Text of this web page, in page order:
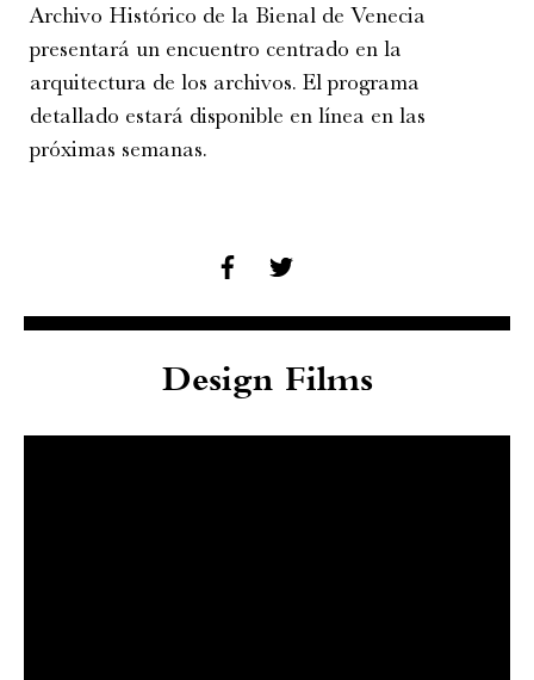
Archivo Histórico de la Bienal de Venecia
presentará un encuentro centrado en la
arquitectura de los archivos. El programa
detallado estará disponible en línea en las
próximas semanas.
Design Films